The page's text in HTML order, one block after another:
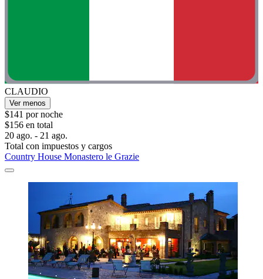
CLAUDIO
Ver menos
$141 por noche
$156 en total
20 ago. - 21 ago.
Total con impuestos y cargos
Country House Monastero le Grazie